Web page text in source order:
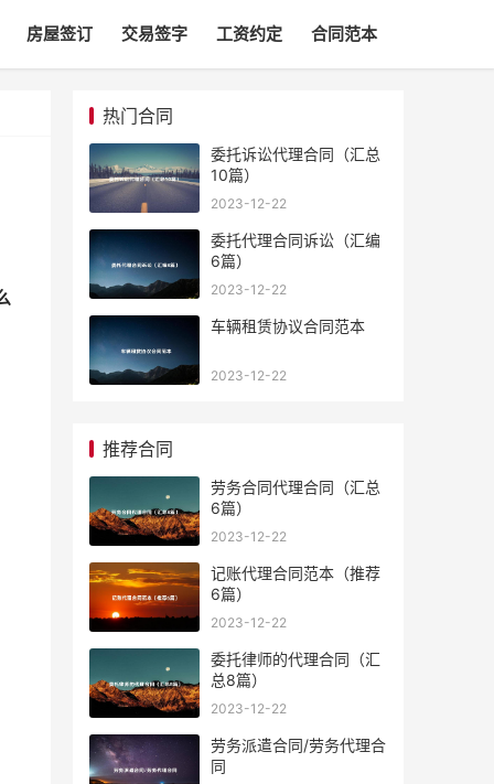
房屋签订 交易签字 工资约定 合同范本
热门合同
委托诉讼代理合同（汇总
10篇）
2023-12-22
委托代理合同诉讼（汇编
6篇）
2023-12-22
车辆租赁协议合同范本
2023-12-22
推荐合同
劳务合同代理合同（汇总
6篇）
2023-12-22
记账代理合同范本（推荐
6篇）
2023-12-22
委托律师的代理合同（汇
总8篇）
2023-12-22
劳务派遣合同/劳务代理合
同